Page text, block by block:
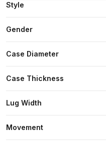
Style
Gender
Case Diameter
Case Thickness
Lug Width
Movement